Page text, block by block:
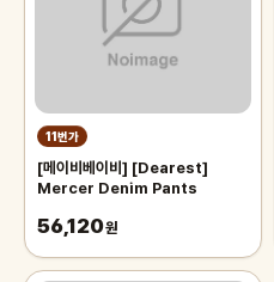
11번가
[메이비베이비] [Dearest]
Mercer Denim Pants
56,120원